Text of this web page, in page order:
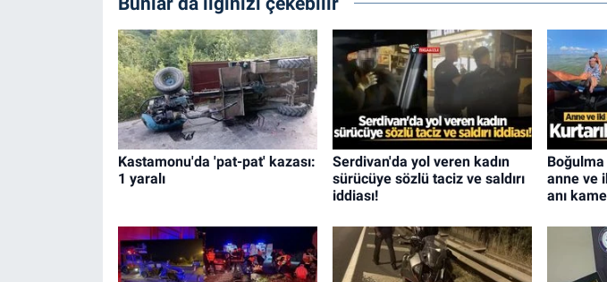
Kastamonu'da 'pat-pat' kazası:
1 yaralı
Serdivan'da yol veren kadın
sürücüye sözlü taciz ve saldırı
iddiası!
anne ve
anı